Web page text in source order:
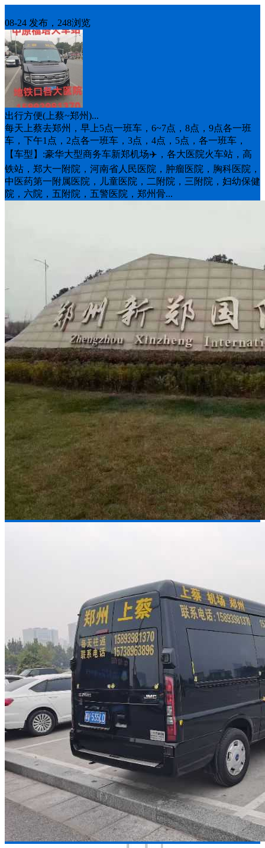
08-24 发布，248浏览
出行方便(上蔡~郑州)...
每天上蔡去郑州，早上5点一班车，6~7点，8点，9点各一班
车，下午1点，2点各一班车，3点，4点，5点，各一班车，
【车型】:豪华大型商务车新郑机场✈️，各大医院火车站，高
铁站，郑大一附院，河南省人民医院，肿瘤医院，胸科医院，
中医药第一附属医院，儿童医院，二附院，三附院，妇幼保健
院，六院，五附院，五警医院，郑州骨...